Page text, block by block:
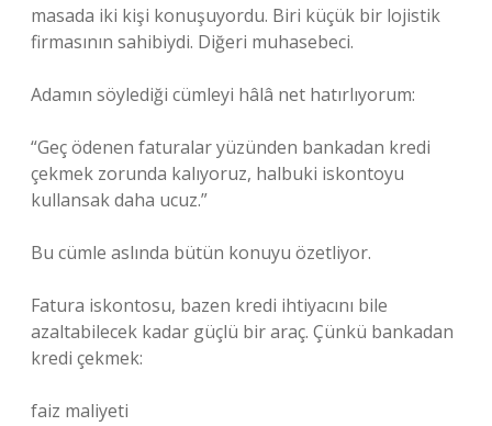
masada iki kişi konuşuyordu. Biri küçük bir lojistik
firmasının sahibiydi. Diğeri muhasebeci.
Adamın söylediği cümleyi hâlâ net hatırlıyorum:
“Geç ödenen faturalar yüzünden bankadan kredi
çekmek zorunda kalıyoruz, halbuki iskontoyu
kullansak daha ucuz.”
Bu cümle aslında bütün konuyu özetliyor.
Fatura iskontosu, bazen kredi ihtiyacını bile
azaltabilecek kadar güçlü bir araç. Çünkü bankadan
kredi çekmek:
faiz maliyeti